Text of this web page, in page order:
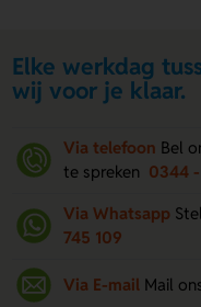
Elke werkdag
wij voor je klaar.
Via telefoon Bel
te spreken 0344 -
Via Whatsapp
745 109
Via E-mail Mail